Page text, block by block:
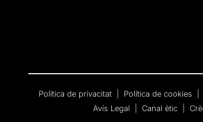
Política de privacitat Política de cookies
Avís Legal
Canal ètic